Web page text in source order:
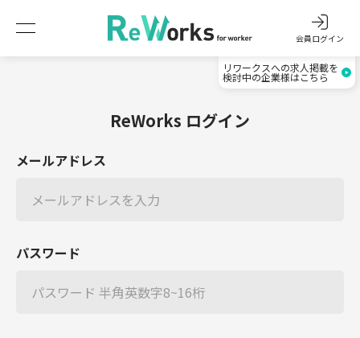
会員ログイン
リワークスへの求人掲載を
検討中の企業様はこちら
ReWorks ログイン
メールアドレス
パスワード